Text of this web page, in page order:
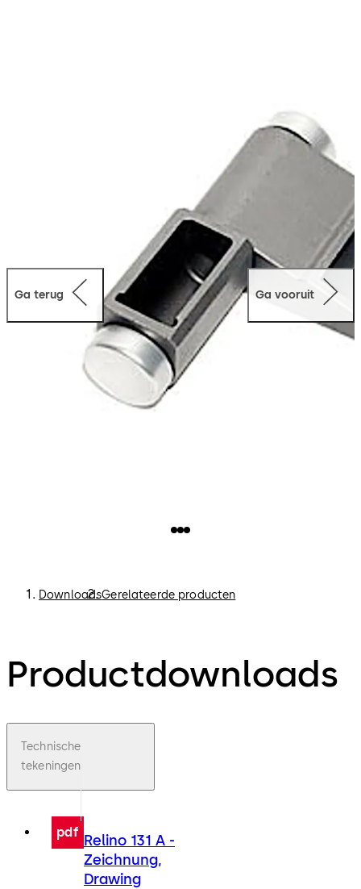
Ga terug Ga vooruit
DownloadsGerelateerde producten
Productdownloads
Technische
tekeningen
pdf Relino 131 A -
Zeichnung,
Drawing